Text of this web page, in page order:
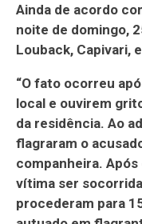
Ainda de acordo
noite de domingo,
Louback, Capivari,
“O fato ocorreu
local e ouvirem
da residência. Ao
flagraram o
companheira.
vítima ser
procederam para